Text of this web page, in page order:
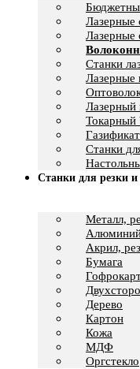
Лазерные
Лазерные
Станки
Лазерные
Лазерный
Cтанки
Станки для резки
Металл,
Акрил,
Бумага
Дерево
Картон
Кожа
МДФ
Оргстекло